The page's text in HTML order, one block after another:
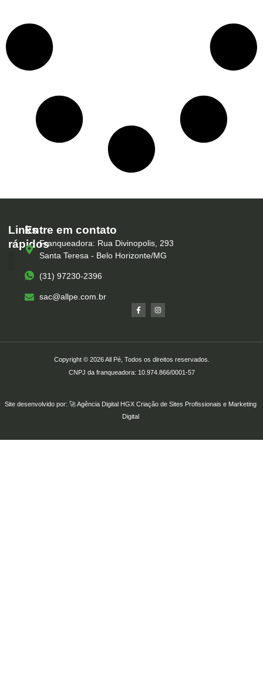
Links
rápidos
Entre em contato
Franqueadora: Rua Divinopolis, 293
Santa Teresa - Belo Horizonte/MG
(31) 97230-2396
sac@allpe.com.br
Copyright © 2026 All Pé, Todos os direitos reservados.
CNPJ da franqueadora: 10.974.866/0001-57
Site desenvolvido por: 🚀Agência Digital HGXCriação de Sites Profissionaise Marketing
Digital